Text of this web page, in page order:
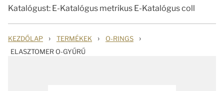
Katalógust: E-Katalógus metrikus E-Katalógus coll
KEZDŐLAP › TERMÉKEK › O-RINGS ›
ELASZTOMER O-GYŰRŰ